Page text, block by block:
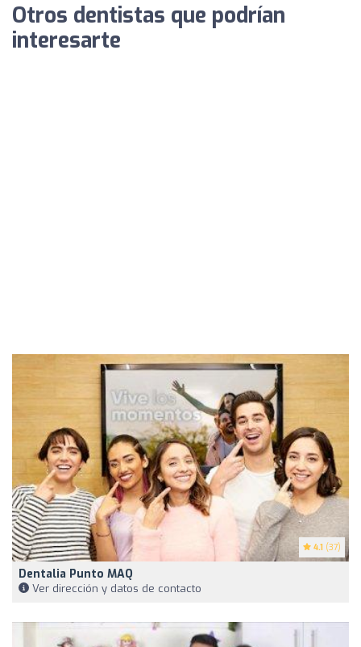
Otros dentistas que podrían
interesarte
4.1 (37)
Dentalia Punto MAQ
Ver dirección y datos de contacto